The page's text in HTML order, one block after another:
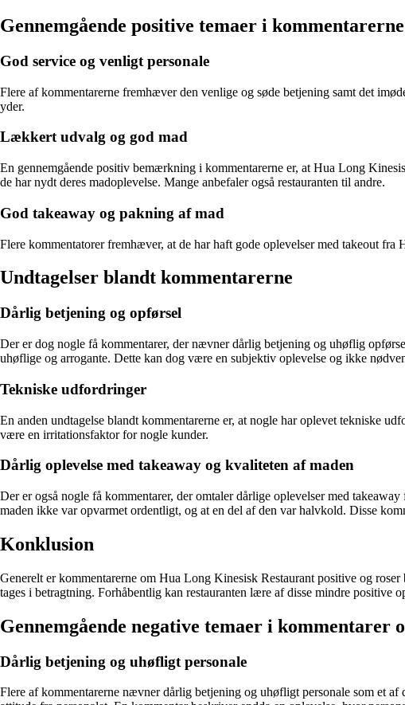
Gennemgående positive temaer i
God service og venligt personale
Flere af kommentarerne fremhæver den venlige og søde betjening samt det
yder.
Lækkert udvalg og god mad
En gennemgående positiv bemærkning i kommentarerne er, at Hua Long
de har nydt deres madoplevelse. Mange anbefaler også restauranten til andre.
God takeaway og pakning af mad
Flere kommentatorer fremhæver, at de har haft gode oplevelser med takeout
Undtagelser blandt kommentarerne
Dårlig betjening og opførsel
Der er dog nogle få kommentarer, der nævner dårlig betjening og uhøflig
uhøflige og arrogante. Dette kan dog være en subjektiv oplevelse og ikke
Tekniske udfordringer
En anden undtagelse blandt kommentarerne er, at nogle har oplevet tekniske
være en irritationsfaktor for nogle kunder.
Dårlig oplevelse med takeaway og kvaliteten af maden
Der er også nogle få kommentarer, der omtaler dårlige oplevelser med
maden ikke var opvarmet ordentligt, og at en del af den var halvkold. Disse
Konklusion
Generelt er kommentarerne om Hua Long Kinesisk Restaurant positive og
tages i betragtning. Forhåbentlig kan restauranten lære af disse mindre
Gennemgående negative temaer i kommentarer
Dårlig betjening og uhøfligt personale
Flere af kommentarerne nævner dårlig betjening og uhøfligt personale som et